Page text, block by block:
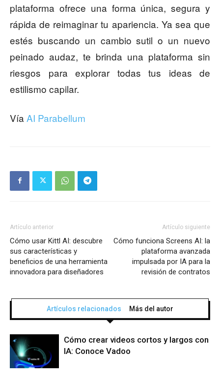
plataforma ofrece una forma única, segura y
rápida de reimaginar tu apariencia. Ya sea que
estés buscando un cambio sutil o un nuevo
peinado audaz, te brinda una plataforma sin
riesgos para explorar todas tus ideas de
estilismo capilar.
Vía AI Parabellum
Artículo anterior
Cómo usar Kittl AI: descubre
sus características y
beneficios de una herramienta
innovadora para diseñadores
Artículo siguiente
Cómo funciona Screens AI: la
plataforma avanzada
impulsada por IA para la
revisión de contratos
Artículos relacionados Más del autor
Cómo crear videos cortos y largos con
IA: Conoce Vadoo